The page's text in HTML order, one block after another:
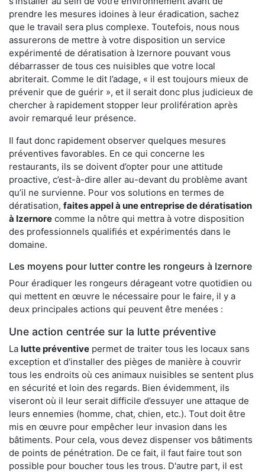
prendre les mesures idoines à leur éradication, sachez
que le travail sera plus complexe. Toutefois, nous nous
assurerons de mettre à votre disposition un service
expérimenté de dératisation à Izernore pouvant vous
débarrasser de tous ces nuisibles que votre local
abriterait. Comme le dit l’adage, « il est toujours mieux de
prévenir que de guérir », et il serait donc plus judicieux de
chercher à rapidement stopper leur prolifération après
avoir remarqué leur présence.
Il faut donc rapidement observer quelques mesures
préventives favorables. En ce qui concerne les
restaurants, ils se doivent d’opter pour une attitude
proactive, c’est-à-dire aller au-devant du problème avant
qu’il ne survienne. Pour vos solutions en termes de
dératisation, faites appel à une entreprise de dératisation
à Izernore comme la nôtre qui mettra à votre disposition
des professionnels qualifiés et expérimentés dans le
domaine.
Les moyens pour lutter contre les rongeurs à Izernore
Pour éradiquer les rongeurs dérageant votre quotidien ou
qui mettent en œuvre le nécessaire pour le faire, il y a
deux principales actions qui peuvent être menées :
Une action centrée sur la lutte préventive
La lutte préventive permet de traiter tous les locaux sans
exception et d'installer des pièges de manière à couvrir
tous les endroits où ces animaux nuisibles se sentent plus
en sécurité et loin des regards. Bien évidemment, ils
viseront où il leur serait difficile d’essuyer une attaque de
leurs ennemies (homme, chat, chien, etc.). Tout doit être
mis en œuvre pour empêcher leur invasion dans les
bâtiments. Pour cela, vous devez dispenser vos bâtiments
de points de pénétration. De ce fait, il faut faire tout son
possible pour boucher tous les trous. D'autre part, il est